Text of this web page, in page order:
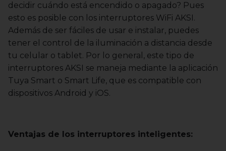
decidir cuándo está encendido o apagado? Pues
esto es posible con los interruptores WiFi AKSI.
Además de ser fáciles de usar e instalar, puedes
tener el control de la iluminación a distancia desde
tu celular o tablet. Por lo general, este tipo de
interruptores AKSI se maneja mediante la aplicación
Tuya Smart o Smart Life, que es compatible con
dispositivos Android y iOS.
Ventajas de los interruptores inteligentes: